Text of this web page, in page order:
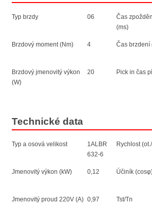
Typ brzdy 06
Brzdový moment (Nm) 4
Brzdový jmenovitý výkon
(W)
20
Čas
(ms)
Čas brzdení
Pick in čas
Technické data
Typ a osová velikost
1ALBR
632-6
Jmenovitý výkon (kW) 0,12
Jmenovitý proud 220V (A) 0,97
Rychlost
Účiník
Tst/Tn